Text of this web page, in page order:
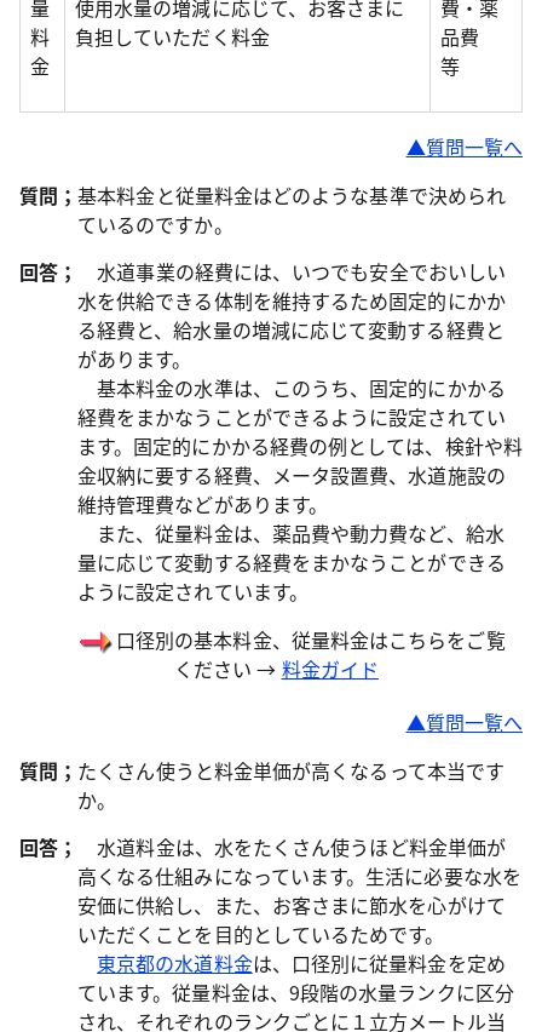
量
料
金
使用水量の増減に応じて、お客さまに
負担していただく料金
費・薬
品費
等
▲質問一覧へ
質問；基本料金と従量料金はどのような基準で決められ
ているのですか。
回答；
水道事業の経費には、いつでも安全でおいしい
水を供給できる体制を維持するため固定的にかか
る経費と、給水量の増減に応じて変動する経費と
があります。
基本料金の水準は、このうち、固定的にかかる
経費をまかなうことができるように設定されてい
ます。固定的にかかる経費の例としては、検針や料
金収納に要する経費、メータ設置費、水道施設の
維持管理費などがあります。
また、従量料金は、薬品費や動力費など、給水
量に応じて変動する経費をまかなうことができる
ように設定されています。
口径別の基本料金、従量料金はこちらをご覧
ください → 料金ガイド
▲質問一覧へ
質問； たくさん使うと料金単価が高くなるって本当です
か。
回答；
水道料金は、水をたくさん使うほど料金単価が
高くなる仕組みになっています。生活に必要な水を
安価に供給し、また、お客さまに節水を心がけて
いただくことを目的としているためです。
東京都の水道料金は、口径別に従量料金を定め
ています。従量料金は、9段階の水量ランクに区分
され、それぞれのランクごとに１立方メートル当